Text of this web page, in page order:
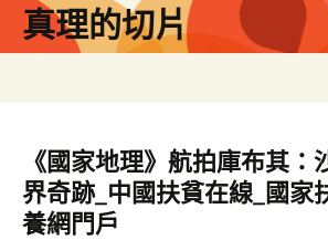
真理的切片
《國家地理》航拍庫布其：
界奇跡_中國扶貧在線_國家
養網門戶